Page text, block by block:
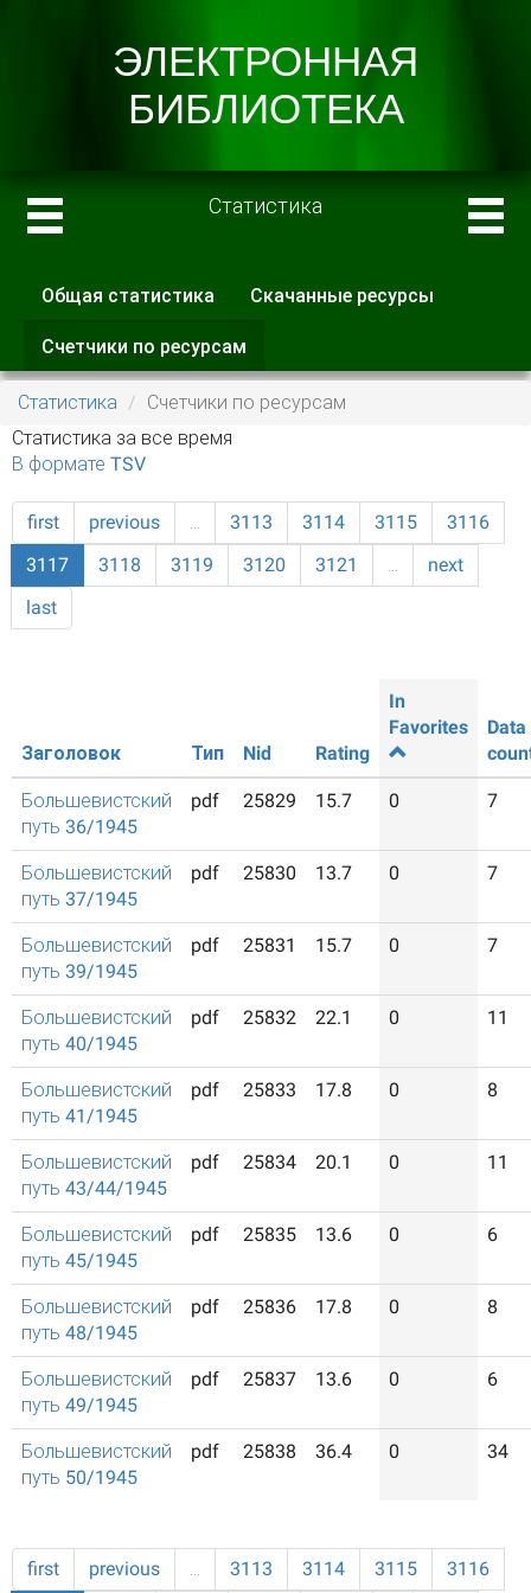
Статистика
Главные вкладки
Общая статистика Скачанные ресурсы
Счетчики по ресурсам
вкладка)
Статистика
Счетчики по ресурсам
Статистика за все время
В формате TSV
first previous … 3113 3114 3115
3116
3117
3118 3119 3120 3121 …
next
last
Заголовок Тип Nid Rating
In
Favorites
Data
Большевистский
путь 36/1945
pdf 25829 15.7 0 7
Большевистский
путь 37/1945
pdf 25830 13.7 0 7
Большевистский
путь 39/1945
pdf 25831 15.7 0 7
Большевистский
путь 40/1945
pdf 25832 22.1 0 11
Большевистский
путь 41/1945
pdf 25833 17.8 0 8
Большевистский
путь 43/44/1945
pdf 25834 20.1 0 11
Большевистский
путь 45/1945
pdf 25835 13.6 0 6
Большевистский
путь 48/1945
pdf 25836 17.8 0 8
Большевистский
путь 49/1945
pdf 25837 13.6 0 6
Большевистский
путь 50/1945
pdf 25838 36.4 0 34
first previous … 3113 3114 3115 3116